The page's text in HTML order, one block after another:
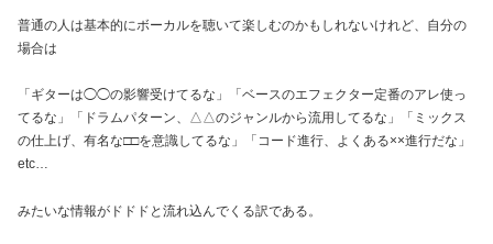
普通の人は基本的にボーカルを聴いて楽しむのかもしれないけれど、自分の
場合は
「ギターは◯◯の影響受けてるな」「ベースのエフェクター定番のアレ使っ
てるな」「ドラムパターン、△△のジャンルから流用してるな」「ミックス
の仕上げ、有名な□□を意識してるな」「コード進行、よくある××進行だな」
etc…
みたいな情報がドドドと流れ込んでくる訳である。